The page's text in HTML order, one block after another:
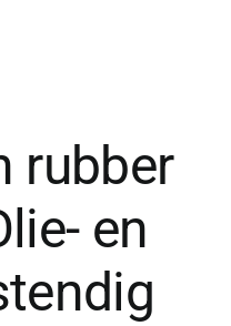
rubber
en